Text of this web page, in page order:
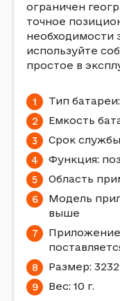
ограничен
точное
необходимости
используйте
простое в
Тип
Емкость
Срок
Функция:
Область
Модель
выше
Размер: 3232
Вес: 10 г.